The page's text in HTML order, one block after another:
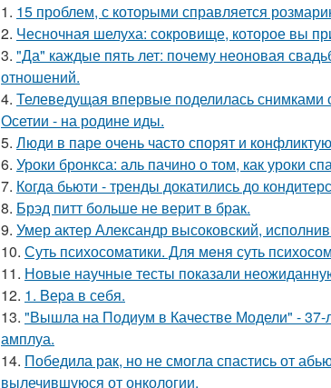
1. 15 проблем, с которыми справляется
2. Чесночная шелуха: сокровище, которое вы
3. "Да" каждые пять лет: почему неоновая
отношений.
4. Телеведущая впервые поделилась снимками
Осетии - на родине иды.
5. Люди в паре очень часто спорят и
6. Уроки бронкса: аль пачино о том, как уроки
7. Когда бьюти - тренды докатились до
8. Брэд питт больше не верит в брак.
9. Умер актер Александр высоковский,
10. Суть психосомaтики. Для мeня суть
11. Новые научные тесты показали
12. 1. Bеpa в себя.
13. "Вышла на Подиум в Качестве Модели" -
амплуа.
14. Победила рак, но не смогла спастись от
вылечившуюся от онкологии.